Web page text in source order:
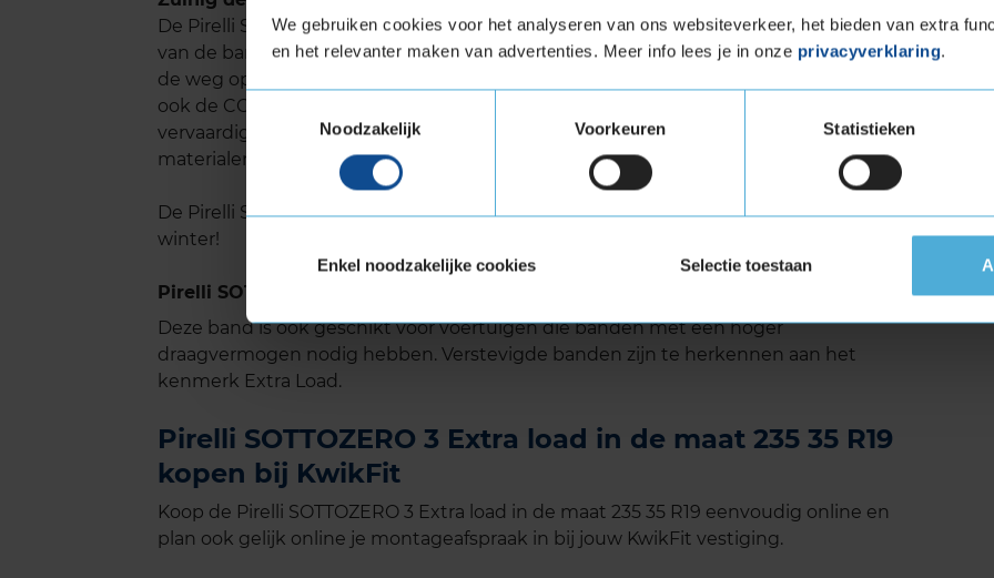
We gebruiken cookies voor het analyseren van ons websiteverkeer, het bieden van extra
en het relevanter maken van advertenties. Meer info lees je in onze privacyverklaring.
Toestemmingsselectie
Noodzakelijk
Voorkeuren Statistieken
Enkel noodzakelijke cookies Selectie toestaan
De Pirelli Sottozero 3 is ontwikkeld met een rubbersamenstelling die de rolweerstand
van de band terugdringt. Hierdoor verbruik je minder brandstof en kun je dus zuinig
de weg op. Omdat je brandstofverbruik afneemt met de Sottozero 3 van Pirelli, wordt
ook de CO2-uitstoot verminderd en wordt dus het milieu ontzien. Bovendien is bij de
vervaardiging van de Sottozero 3 eveneens gebruik gemaakt van milieuvriendelijke
materialen.
De Pirelli Sottozero 3 is een milieuvriendelijke, veilige band. Een echte kampioen in de
winter!
Pirelli SOTTOZERO 3 met Extra Load (verstevigde band)
Deze band is ook geschikt voor voertuigen die banden met een hoger
draagvermogen nodig hebben. Verstevigde banden zijn te herkennen aan het
kenmerk Extra Load.
Pirelli SOTTOZERO 3 Extra load in de maat 235 35 R19
kopen bij KwikFit
Koop de Pirelli SOTTOZERO 3 Extra load in de maat 235 35 R19 eenvoudig online en
plan ook gelijk online je montageafspraak in bij jouw KwikFit vestiging.